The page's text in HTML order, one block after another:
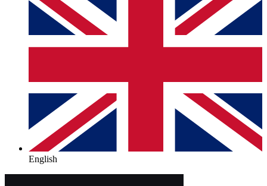
English